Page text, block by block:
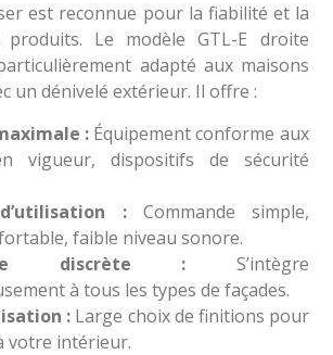
est reconnue pour la fiabilité et la
Le modèle GTL-E droite
adapté aux maisons
un dénivelé extérieur. Il offre :
:Équipement conforme aux
vigueur, dispositifs de sécurité
:Commande simple,
faible niveau sonore.
discrète : S’intègre
à tous les types de façades.
: Large choix de finitions pour
votre intérieur.